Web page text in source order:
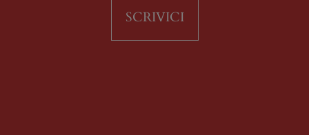
SCRIVICI